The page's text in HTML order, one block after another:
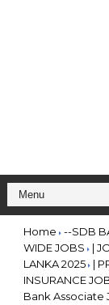
Home --SDB
WIDE JOBS
|
LANKA 2025
|
INSURANCE
Bank Associate